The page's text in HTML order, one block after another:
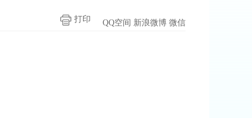
打印 QQ空间 新浪微博 微信